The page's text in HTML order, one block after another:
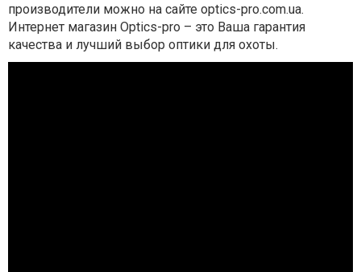
производители можно на сайте optics-pro.com.ua.
Интернет магазин Optics-pro – это Ваша гарантия
качества и лучший выбор оптики для охоты.